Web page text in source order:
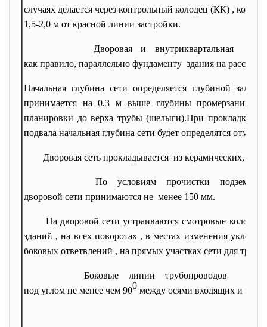
случаях делается через контрольный колодец (КК) ,
1,5-2,0 м от красной линии застройки.
Дворовая и внутриквартальная
как правило, параллельно фундаменту здания на
Начальная глубина сети определяется глубиной
принимается на 0,3 м выше глубины промерзания
планировки до верха трубы (шелыги).При прокладке
подвала начальная глубина сети будет определятся
Дворовая сеть прокладывается из керамических,
По условиям прочистки
дворовой сети принимаются не менее 150 мм.
На дворовой сети устраиваются смотровые колодцы
зданий , на всех поворотах , в местах изменения
боковых ответвлений , на прямых участках сети для труб
Боковые линии трубопроводов к
под углом не менее чем 900 между осями входящих и